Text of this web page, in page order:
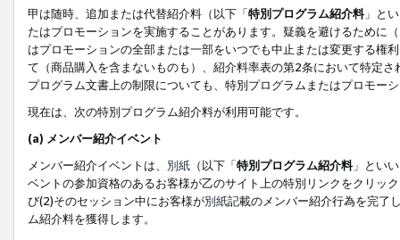
甲は随時、追加または代替紹介料（以下「特別プログラム紹介料」と
たはプロモーションを実施することがあります。疑義を避けるために
はプロモーションの全部または一部をいつでも中止または変更する権
て（商品購入を含まないものも）、紹介料率表の第2条において特定
プログラム文書上の制限についても、特別プログラムまたはプロモー
現在は、次の特別プログラム紹介料が利用可能です。
(a) メンバー紹介イベント
メンバー紹介イベントは、 別紙 （以下「特別プログラム紹介料」とい
ベントの参加資格のあるお客様が乙のサイト上の特別リンクをクリッ
び(2)そのセッション中にお客様が別紙記載のメンバー紹介行為を完了
ム紹介料を獲得します。